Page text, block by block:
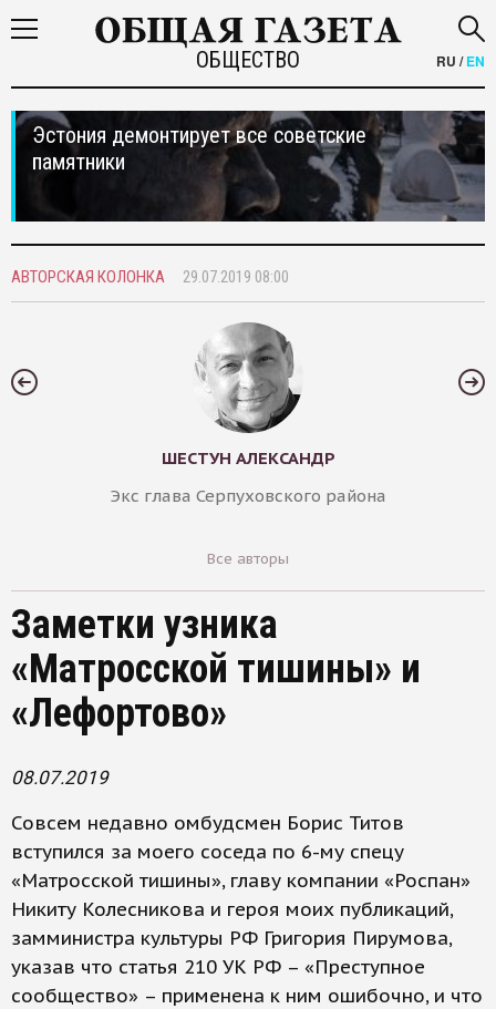
ОБЩЕСТВО RU /EN
Эстония демонтирует все советские
памятники
АВТОРСКАЯ КОЛОНКА 29.07.2019 08:00
ШЕСТУН АЛЕКСАНДР
Экс глава Серпуховского района
Все авторы
Заметки узника
«Матросской тишины» и
«Лефортово»
08.07.2019
Совсем недавно омбудсмен Борис Титов
вступился за моего соседа по 6-му спецу
«Матросской тишины», главу компании «Роспан»
Никиту Колесникова и героя моих публикаций,
замминистра культуры РФ Григория Пирумова,
указав что статья 210 УК РФ – «Преступное
сообщество» – применена к ним ошибочно, и что